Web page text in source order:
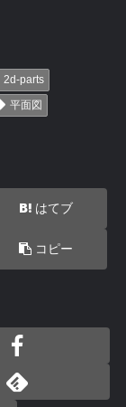
2d-parts
平面図
はてブ
コピー